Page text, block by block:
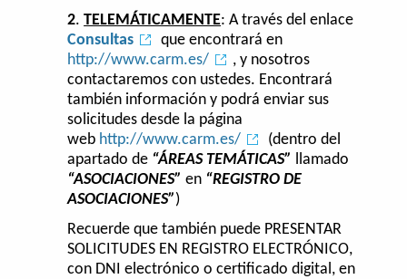
2.TELEMÁTICAMENTE: A través del enlace
Consultas
que encontrará en
http://www.carm.es/
, y nosotros
contactaremos con ustedes. Encontrará
también información y podrá enviar sus
solicitudes desde la página
web http://www.carm.es/
(dentro del
apartado de “ÁREAS TEMÁTICAS”
llamado
“ASOCIACIONES” en “REGISTRO DE
ASOCIACIONES”)
Recuerde que también puede PRESENTAR
SOLICITUDES EN REGISTRO ELECTRÓNICO,
con DNI electrónico o certificado digital, en